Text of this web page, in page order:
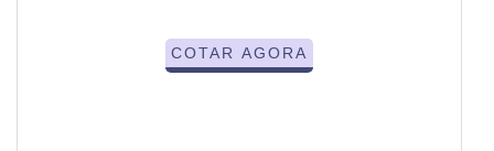
COTAR AGORA